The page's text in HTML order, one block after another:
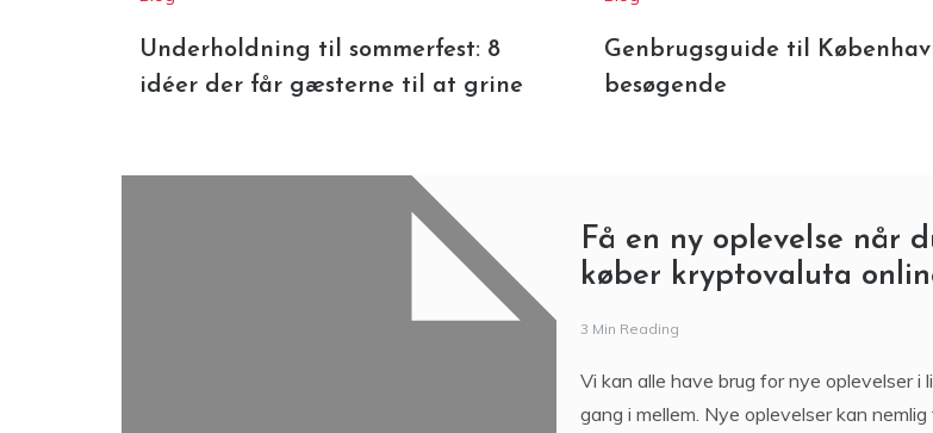
Underholdning til sommerfest: 8
idéer der får gæsterne til at grine
Genbrugsguide til
besøgende
Få en ny oplevelse når
køber kryptovaluta
3 Min Reading
Vi kan alle have brug for nye oplevelser i
gang i mellem. Nye oplevelser kan nemlig